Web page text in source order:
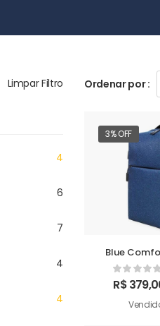
Limpar Filtro
4
6
7
4
4
Ordenar por :
3% OFF
Blue
R$